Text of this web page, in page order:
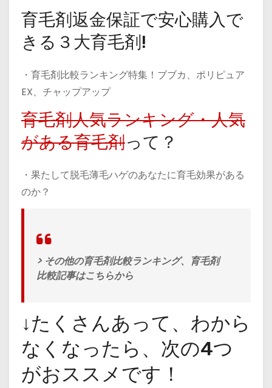
育毛剤返金保証で安心購入で
きる３大育毛剤!
・育毛剤比較ランキング特集！ブブカ、ポリピュア
EX、チャップアップ
育毛剤人気ランキング・人気
がある育毛剤って？
・果たして脱毛薄毛ハゲのあなたに育毛効果がある
のか？
> その他の育毛剤比較ランキング、育毛剤
比較記事はこちらから
↓たくさんあって、わから
なくなったら、次の4つ
がおススメです！